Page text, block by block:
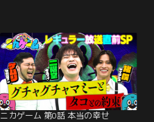
ニカゲーム 第0話 本当の幸せ